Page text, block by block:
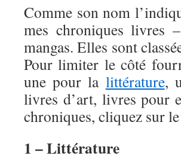
Comme son nom
mes chroniques livres
mangas. Elles sont
Pour limiter le côté
une pour la littérature,
livres d’art, livres pour
chroniques, cliquez sur
1 – Littérature